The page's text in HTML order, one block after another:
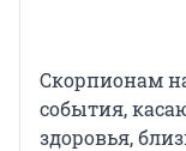
Скорпионам
события,
здоровья,